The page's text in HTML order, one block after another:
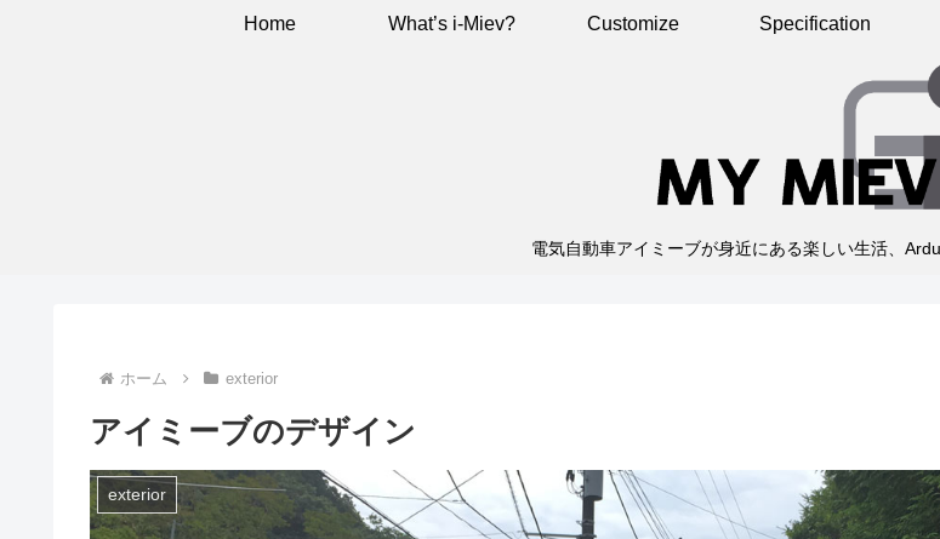
電気自動車アイミーブが身近にある楽しい生活、
Home What’s i-Miev? Customize Specification
ホーム exterior
アイミーブのデザイン
exterior